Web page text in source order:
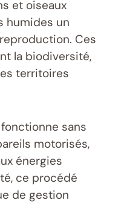
et oiseaux
humides un
Ces
la biodiversité,
territoires
sans
motorisés,
énergies
ce procédé
de gestion